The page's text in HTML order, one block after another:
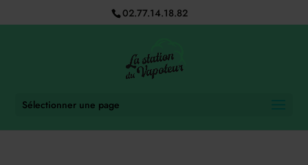
02.77.14.18.82
Sélectionner une page